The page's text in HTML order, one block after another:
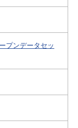
プンデータセッ